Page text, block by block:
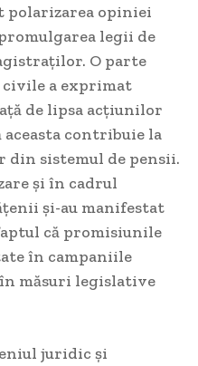
polarizarea opiniei
legii de
O parte
a exprimat
de lipsa acțiunilor
contribuie la
sistemul de pensii.
și în cadrul
și-au manifestat
că promisiunile
în campaniile
măsuri legislative
juridic și